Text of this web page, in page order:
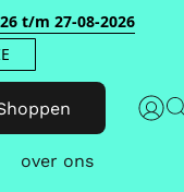
t/m 27-08-2026
over ons